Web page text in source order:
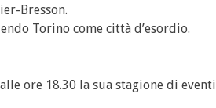
Bresson.
Torino come città d’esordio.
ore 18.30 la sua stagione di eventi